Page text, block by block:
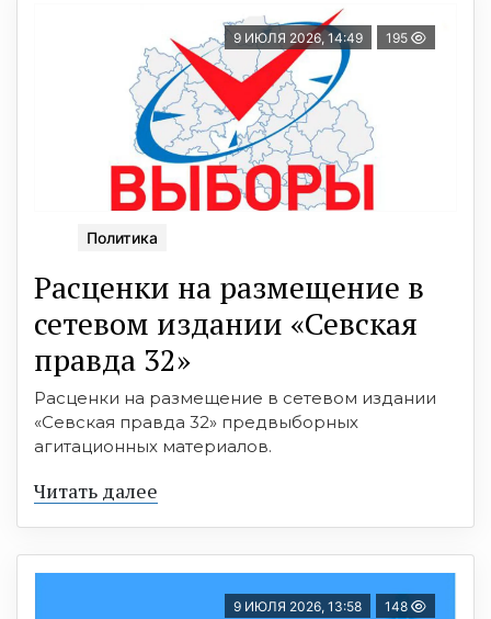
9 ИЮЛЯ 2026, 14:49 195
Политика
Расценки на размещение в
сетевом издании «Севская
правда 32»
Расценки на размещение в сетевом издании
«Севская правда 32» предвыборных
агитационных материалов.
Читать далее
9 ИЮЛЯ 2026, 13:58 148